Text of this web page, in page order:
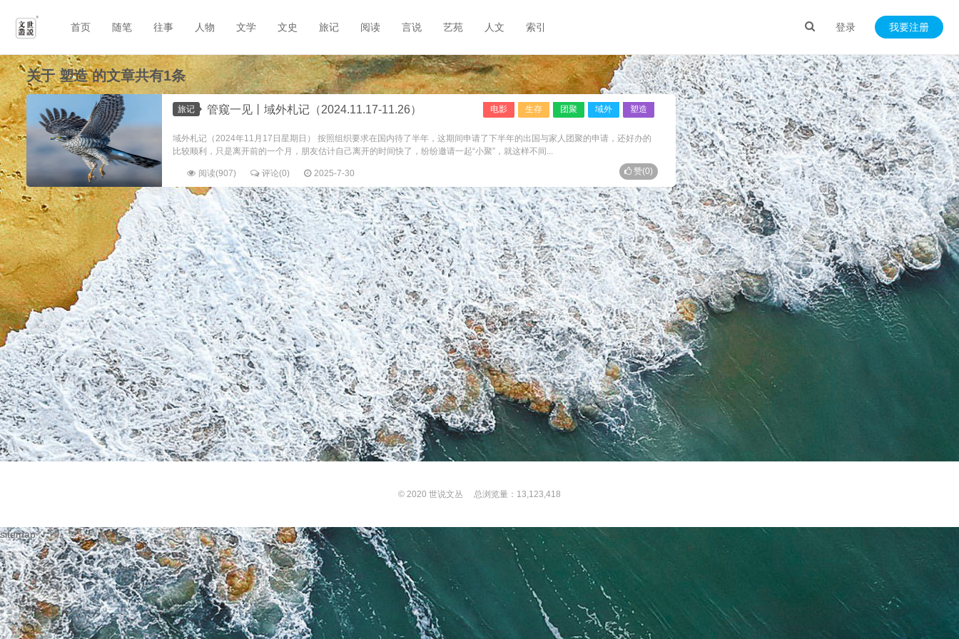
登录 我要注册
首页 随笔 往事 人物 文学 文史 旅记 阅读 言说 艺苑 人文 索引
关于塑造的文章共有1条
旅记 电影 生存 团聚 域外 塑造
管窥一见丨域外札记（2024.11.17-11.26）
域外札记（2024年11月17日星期日） 按照组织要求在国内待了半年，这期间申请了下半年的出国与家人团聚的申请，还好办的
比较顺利，只是离开前的一个月，朋友估计自己离开的时间快了，纷纷邀请一起“小聚”，就这样不间...
阅读(907) 评论(0) 2025-7-30 赞(0)
© 2020 世说文丛 总浏览量：13,123,418
sitemap